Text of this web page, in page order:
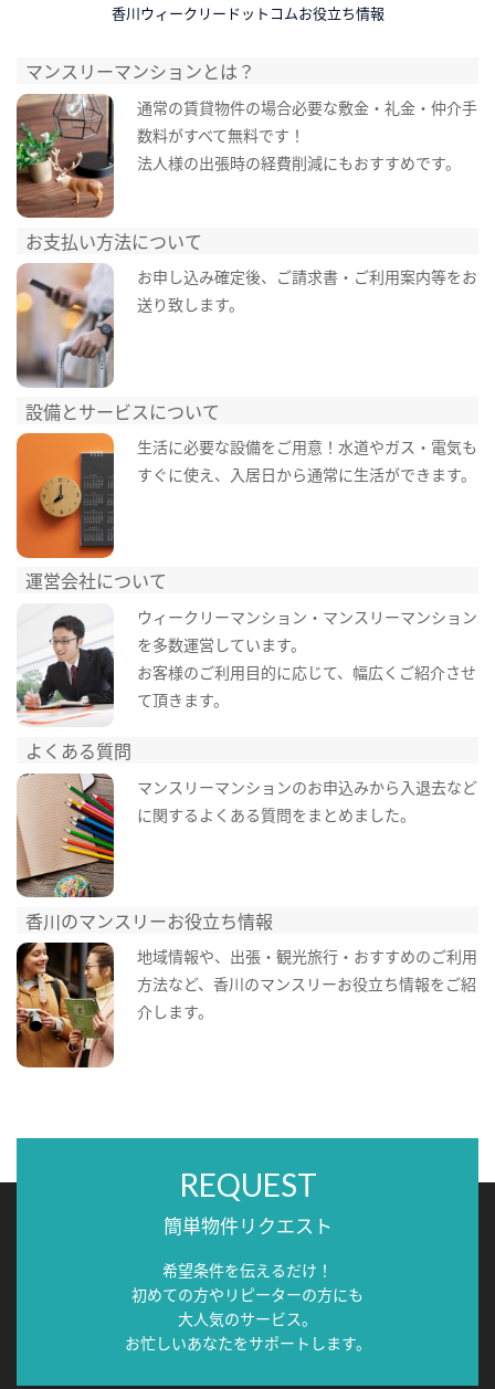
香川ウィークリードットコムお役立ち情報
マンスリーマンションとは？
通常の賃貸物件の場合必要な敷金・礼金・仲介手
数料がすべて無料です！
法人様の出張時の経費削減にもおすすめです。
お支払い方法について
お申し込み確定後、ご請求書・ご利用案内等をお
送り致します。
設備とサービスについて
生活に必要な設備をご用意！水道やガス・電気も
すぐに使え、入居日から通常に生活ができます。
運営会社について
ウィークリーマンション・マンスリーマンション
を多数運営しています。
お客様のご利用目的に応じて、幅広くご紹介させ
て頂きます。
よくある質問
マンスリーマンションのお申込みから入退去など
に関するよくある質問をまとめました。
香川のマンスリーお役立ち情報
地域情報や、出張・観光旅行・おすすめのご利用
方法など、香川のマンスリーお役立ち情報をご紹
介します。
REQUEST
簡単物件リクエスト
希望条件を伝えるだけ！
初めての方やリピーターの方にも
大人気のサービス。
お忙しいあなたをサポートします。